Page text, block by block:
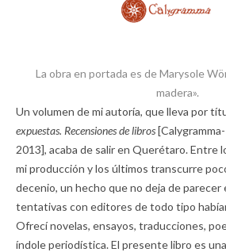
La obra en portada es de Marysole
madera».
Un volumen de mi autoría, que lleva por
expuestas. Recensiones de libros
2013], acaba de salir en Querétaro. Entre
mi producción y los últimos transcurre
decenio, un hecho que no deja de parecer
tentativas con editores de todo tipo
Ofrecí novelas, ensayos, traducciones,
índole periodística. El presente libro es